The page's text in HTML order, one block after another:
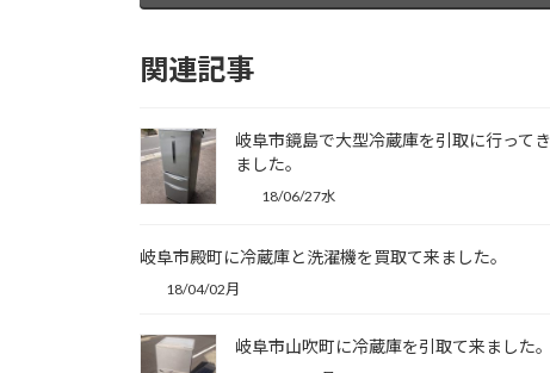
関連記事
岐阜市鏡島で大型冷蔵庫を引取に行ってき
ました。
18/06/27水
岐阜市殿町に冷蔵庫と洗濯機を買取て来ました。
18/04/02月
岐阜市山吹町に冷蔵庫を引取て来ました。